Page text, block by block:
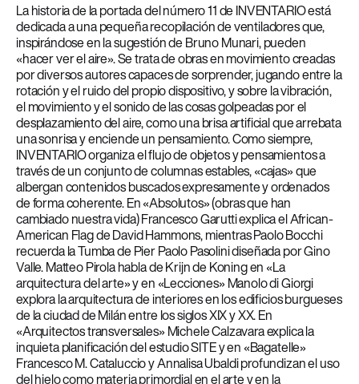
La historia de la portada del número 11 de INVENTARIO está
dedicada a una pequeña recopilación de ventiladores que,
inspirándose en la sugestión de Bruno Munari, pueden
«hacer ver el aire». Se trata de obras en movimiento creadas
por diversos autores capaces de sorprender, jugando entre la
rotación y el ruido del propio dispositivo, y sobre la vibración,
el movimiento y el sonido de las cosas golpeadas por el
desplazamiento del aire, como una brisa artificial que arrebata
una sonrisa y enciende un pensamiento. Como siempre,
INVENTARIO organiza el flujo de objetos y pensamientos a
través de un conjunto de columnas estables, «cajas» que
albergan contenidos buscados expresamente y ordenados
de forma coherente. En «Absolutos» (obras que han
cambiado nuestra vida) Francesco Garutti explica el African-
American Flag de David Hammons, mientras Paolo Bocchi
recuerda la Tumba de Pier Paolo Pasolini diseñada por Gino
Valle. Matteo Pirola habla de Krijn de Koning en «La
arquitectura del arte» y en «Lecciones» Manolo di Giorgi
explora la arquitectura de interiores en los edificios burgueses
de la ciudad de Milán entre los siglos XIX y XX. En
«Arquitectos transversales» Michele Calzavara explica la
inquieta planificación del estudio SITE y en «Bagatelle»
Francesco M. Cataluccio y Annalisa Ubaldi profundizan el uso
del hielo como materia primordial en el arte y en la